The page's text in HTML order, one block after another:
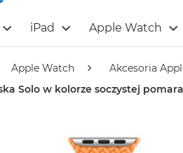
iPad Apple Watch
Apple Watch Akcesoria
Solo w kolorze soczystej